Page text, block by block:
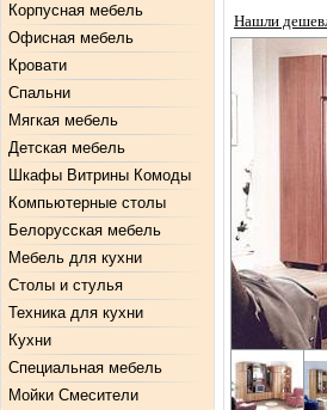
Корпусная мебель
Офисная мебель
Кровати
Спальни
Мягкая мебель
Детская мебель
Шкафы Витрины Комоды
Компьютерные столы
Белорусская мебель
Мебель для кухни
Столы и стулья
Техника для кухни
Кухни
Специальная мебель
Mойки Смесители
Нашли